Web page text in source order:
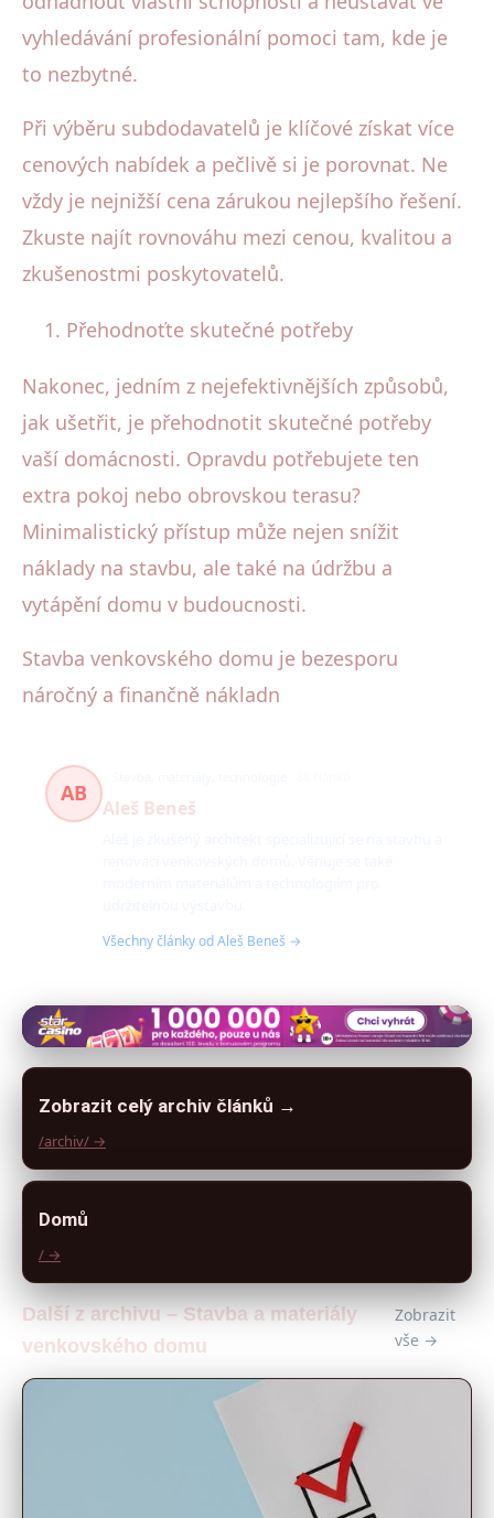
vyhledávání profesionální pomoci tam, kde je
to nezbytné.
Při výběru subdodavatelů je klíčové získat více
cenových nabídek a pečlivě si je porovnat. Ne
vždy je nejnižší cena zárukou nejlepšího řešení.
Zkuste najít rovnováhu mezi cenou, kvalitou a
zkušenostmi poskytovatelů.
Přehodnoťte skutečné potřeby
Nakonec, jedním z nejefektivnějších způsobů,
jak ušetřit, je přehodnotit skutečné potřeby
vaší domácnosti. Opravdu potřebujete ten
extra pokoj nebo obrovskou terasu?
Minimalistický přístup může nejen snížit
náklady na stavbu, ale také na údržbu a
vytápění domu v budoucnosti.
Stavba venkovského domu je bezesporu
náročný a finančně nákladn
AB
Aleš Beneš
Všechny články od Aleš Beneš →
Zobrazit celý archiv článků →
/archiv/ →
Domů
/ →
Další z archivu – Stavba a materiály
venkovského domu
Zobrazit
vše →